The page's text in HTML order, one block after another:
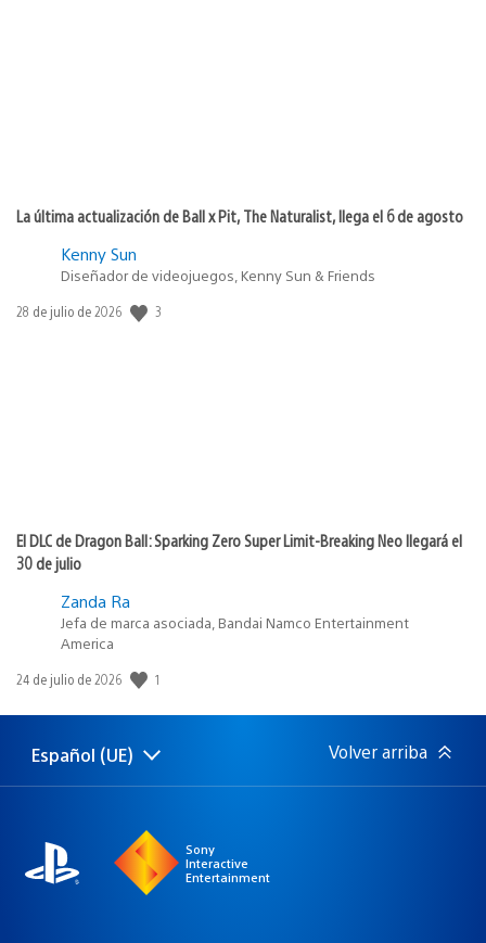
La última actualización de Ball x Pit, The Naturalist, llega el 6 de agosto
Kenny Sun
Diseñador de videojuegos, Kenny Sun & Friends
Fecha
28 de julio de 2026 3
El DLC de Dragon Ball: Sparking Zero Super Limit-Breaking Neo llegará el
30 de julio
Zanda Ra
Jefa de marca asociada, Bandai Namco Entertainment
America
Fecha
publicación:
24 de julio de 2026 1
Selecciona
una
Región
actual:
Español (UE) Volver arriba
Sony
Interactive
Entertainment